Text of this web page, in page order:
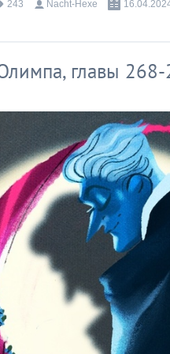
243 Nacht-Hexe
главы